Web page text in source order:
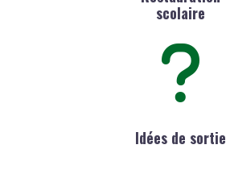
scolaire
Idées de sortie